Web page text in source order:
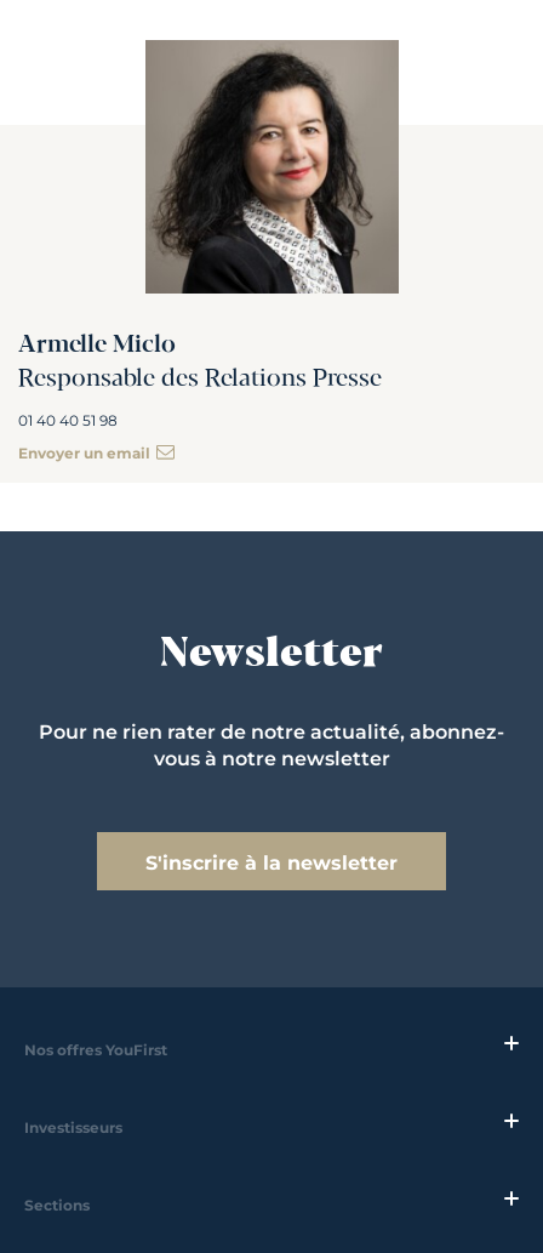
Armelle Miclo
Responsable des Relations Presse
01 40 40 51 98
Envoyer un email
Newsletter
Pour ne rien rater de notre actualité, abonnez-
vous à notre newsletter
S'inscrire à la newsletter
Nos offres YouFirst
Investisseurs
Sections